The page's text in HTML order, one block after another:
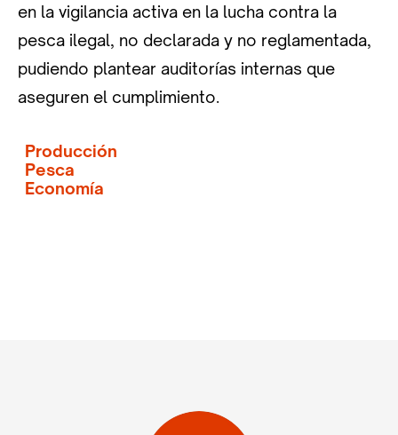
en la vigilancia activa en la lucha contra la
pesca ilegal, no declarada y no reglamentada,
pudiendo plantear auditorías internas que
aseguren el cumplimiento.
Producción
Pesca
Economía